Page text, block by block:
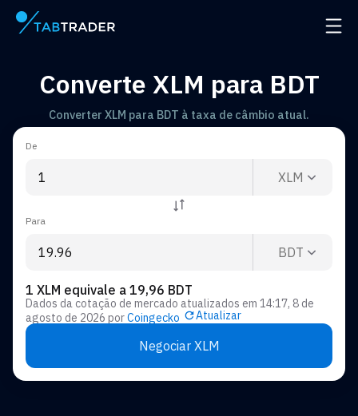
Página principal Abrir
Converte XLM para BDT
Converter XLM para BDT à taxa de câmbio atual.
De
XLM
Para
BDT
1 XLM equivale a 19,96 BDT
Dados da cotação de mercado atualizados em 14:17, 8 de
agosto de 2026 porCoingecko Atualizar
Negociar XLM